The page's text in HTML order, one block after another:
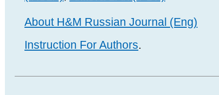
About H&M Russian Journal (Eng)
Instruction For Authors.